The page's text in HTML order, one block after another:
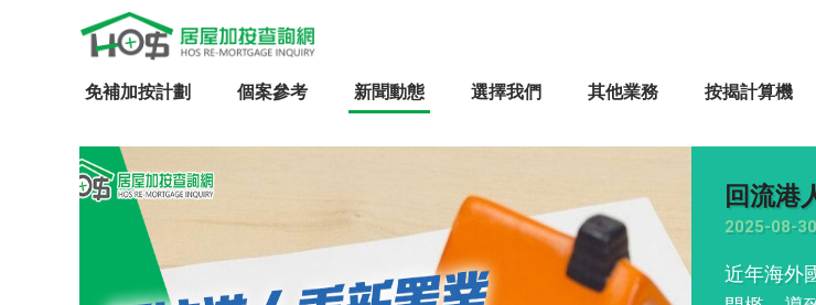
免補加按計劃 個案參考 新聞動態 選擇我們 其他業務 按揭計算機
昔
萬沽